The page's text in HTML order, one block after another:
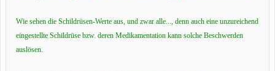
Wie sehen die Schildrüsen-Werte aus, und zwar alle..., denn auch eine unzureichend
eingestellte Schildrüse bzw. deren Medikamentation kann solche Beschwerden
auslösen.